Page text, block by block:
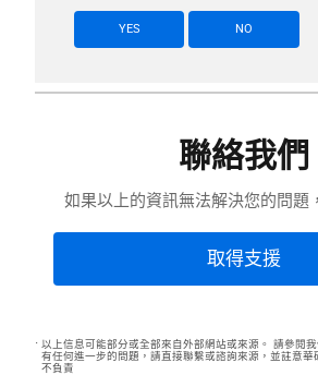
YES NO
聯絡我們
如果以上的資訊無法解決您的問題
取得支援
以上信息可能部分或全部來自外部網站或來源。 請參閱
有任何進一步的問題，請直接聯繫或諮詢來源，並註意華
不負責